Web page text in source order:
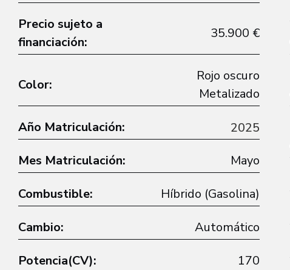
Precio sujeto a
financiación:
35.900 €
Color:
Rojo oscuro
Metalizado
Año Matriculación: 2025
Mes Matriculación: Mayo
Combustible: Híbrido (Gasolina)
Cambio: Automático
Potencia(CV): 170